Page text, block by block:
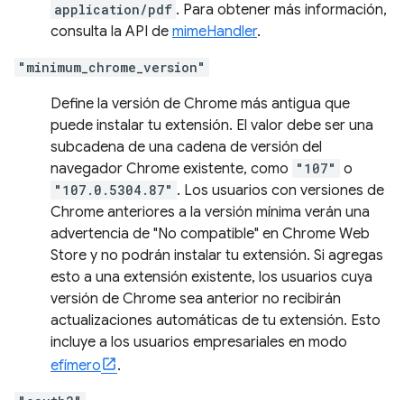
application/pdf . Para obtener más información,
consulta la API de mimeHandler.
"minimum_chrome_version"
Define la versión de Chrome más antigua que
puede instalar tu extensión. El valor debe ser una
subcadena de una cadena de versión del
navegador Chrome existente, como "107" o
"107.0.5304.87" . Los usuarios con versiones de
Chrome anteriores a la versión mínima verán una
advertencia de "No compatible" en Chrome Web
Store y no podrán instalar tu extensión. Si agregas
esto a una extensión existente, los usuarios cuya
versión de Chrome sea anterior no recibirán
actualizaciones automáticas de tu extensión. Esto
incluye a los usuarios empresariales en modo
efímero
.